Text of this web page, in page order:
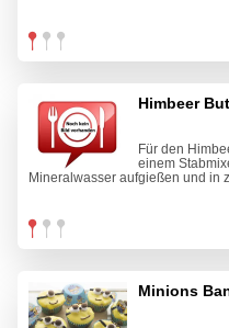
Himbeer
Für den
einem
Mineralwasser aufgießen und in
Minions